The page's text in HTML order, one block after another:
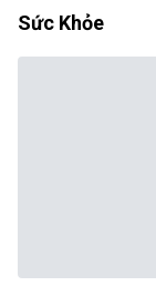
Sức Khỏe